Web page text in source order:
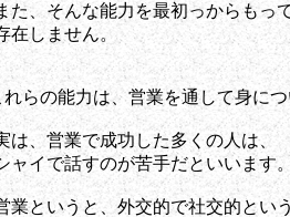
んな能力を最初っからもって
ません。
の能力は、営業を通して身につ
営業で成功した多くの人は、
で話すのが苦手だといいます
いうと、外交的で社交的という